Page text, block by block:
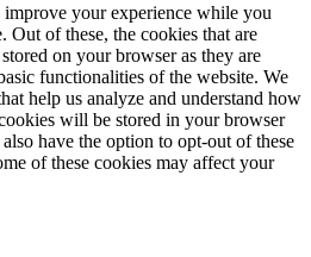
your experience while you
Out of these, the cookies that are
on your browser as they are
functionalities of the website. We
help us analyze and understand how
will be stored in your browser
have the option to opt-out of these
of these cookies may affect your